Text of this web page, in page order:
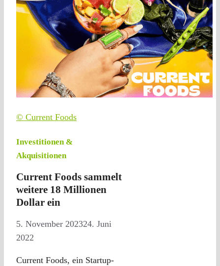
© Current Foods
Investitionen &
Akquisitionen
Current Foods sammelt
weitere 18 Millionen
Dollar ein
5. November 202324. Juni
2022
Current Foods, ein Startup-